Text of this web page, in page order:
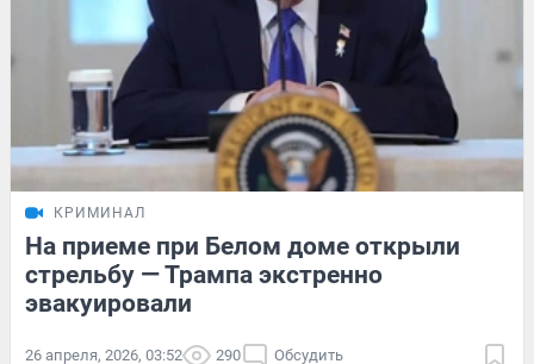
КРИМИНАЛ
На приеме при Белом доме открыли
стрельбу — Трампа экстренно
эвакуировали
26 апреля, 2026, 03:52 290 Обсудить